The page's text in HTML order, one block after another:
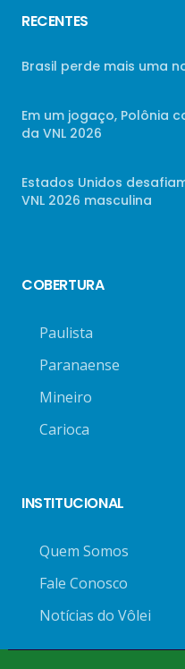
RECENTES
Brasil perde mais uma
Em um jogaço, Polônia
da VNL 2026
Estados Unidos
VNL 2026 masculina
COBERTURA
Paulista
Paranaense
Mineiro
Carioca
INSTITUCIONAL
Quem Somos
Fale Conosco
Notícias do Vôlei